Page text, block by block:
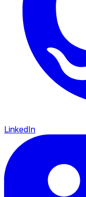
LinkedIn